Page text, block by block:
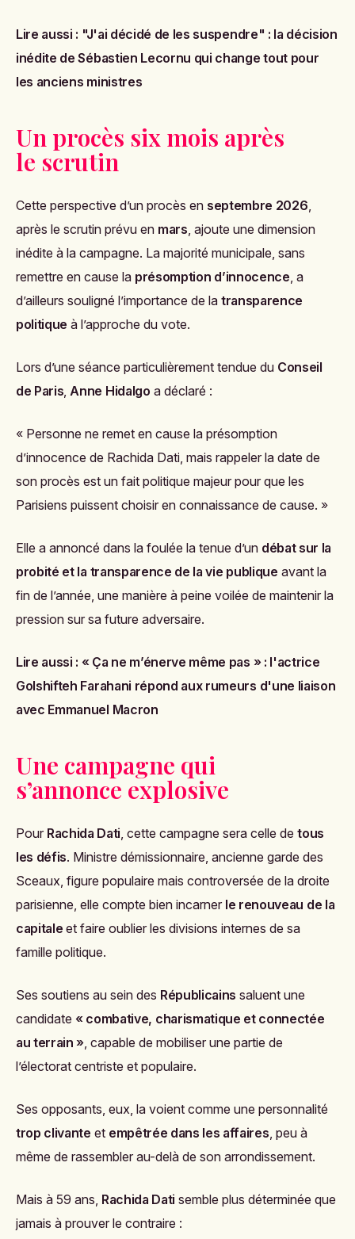
Lire aussi : "J'ai décidé de les suspendre" : la décision
inédite de Sébastien Lecornu qui change tout pour
les anciens ministres
Un procès six mois après
le scrutin
Cette perspective d’un procès en septembre 2026,
après le scrutin prévu en mars, ajoute une dimension
inédite à la campagne. La majorité municipale, sans
remettre en cause la présomption d’innocence, a
d’ailleurs souligné l’importance de la transparence
politique à l’approche du vote.
Lors d’une séance particulièrement tendue du Conseil
de Paris,Anne Hidalgo a déclaré :
« Personne ne remet en cause la présomption
d’innocence de Rachida Dati, mais rappeler la date de
son procès est un fait politique majeur pour que les
Parisiens puissent choisir en connaissance de cause. »
Elle a annoncé dans la foulée la tenue d’un débat sur la
probité et la transparence de la vie publique avant la
fin de l’année, une manière à peine voilée de maintenir la
pression sur sa future adversaire.
Lire aussi : « Ça ne m’énerve même pas » : l'actrice
Golshifteh Farahani répond aux rumeurs d'une liaison
avec Emmanuel Macron
Une campagne qui
s’annonce explosive
Pour Rachida Dati, cette campagne sera celle detous
les défis. Ministre démissionnaire, ancienne garde des
Sceaux, figure populaire mais controversée de la droite
parisienne, elle compte bien incarner le renouveau de la
capitale et faire oublier les divisions internes de sa
famille politique.
Ses soutiens au sein des Républicains saluent une
candidate « combative, charismatique et connectée
au terrain », capable de mobiliser une partie de
l’électorat centriste et populaire.
Ses opposants, eux, la voient comme une personnalité
trop clivante et empêtrée dans les affaires, peu à
même de rassembler au-delà de son arrondissement.
Mais à 59 ans, Rachida Dati semble plus déterminée que
jamais à prouver le contraire :